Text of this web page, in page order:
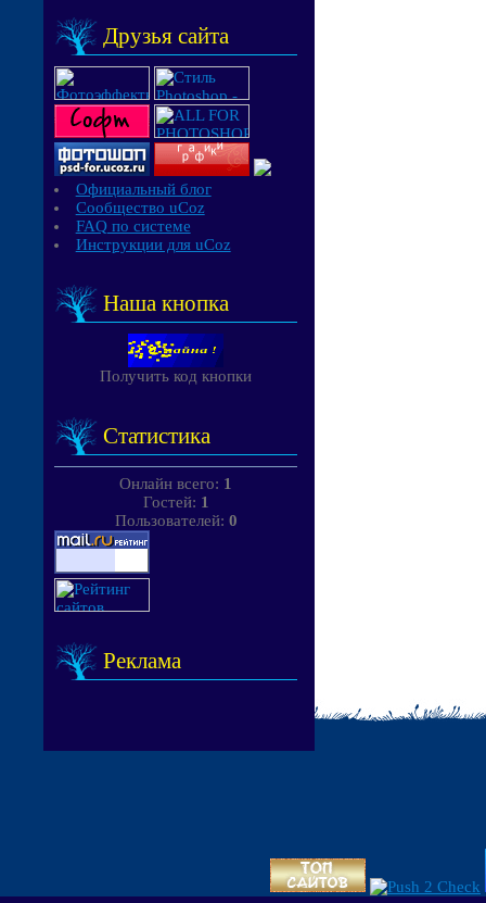
Друзья сайта
Официальный блог
Сообщество uCoz
FAQ по системе
Инструкции для uCoz
Наша кнопка
Получить код кнопки
Статистика
Онлайн всего: 1
Гостей: 1
Пользователей: 0
Реклама